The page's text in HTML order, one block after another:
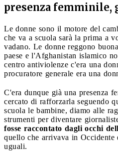
presenza femminile,
Le donne sono il motore del
che va a scuola sarà la prima a
vadano. Le donne reggono
paese e l'Afghanistan islamico
centro antiviolenze c'era una
procuratore generale era una
C'era dunque già una presenza
cercato di rafforzarla seguendo
scuola le bambine, diamo alle
strumenti per diventare
fosse raccontato dagli occhi
quello che arrivava in
uguali.